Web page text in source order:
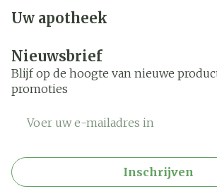
Uw apotheek
Nieuwsbrief
Blijf op de hoogte van nieuwe
promoties
Inschrijven